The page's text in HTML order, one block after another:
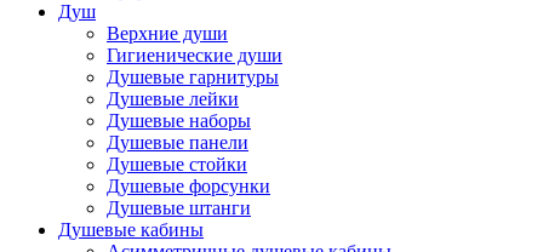
Душ
Верхние души
Гигиенические души
Душевые гарнитуры
Душевые лейки
Душевые наборы
Душевые панели
Душевые стойки
Душевые форсунки
Душевые штанги
Душевые кабины